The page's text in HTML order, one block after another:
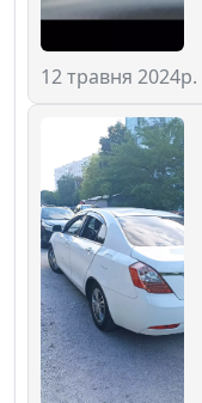
12 травня 2024р.